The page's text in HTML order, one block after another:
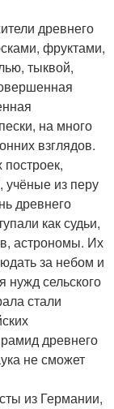
древнего
фруктами,
тыквой,
на много
взглядов.
учёные из перу
древнего
как судьи,
астрономы. Их
за небом и
нужд сельского
стали
древнего
не сможет
из Германии,